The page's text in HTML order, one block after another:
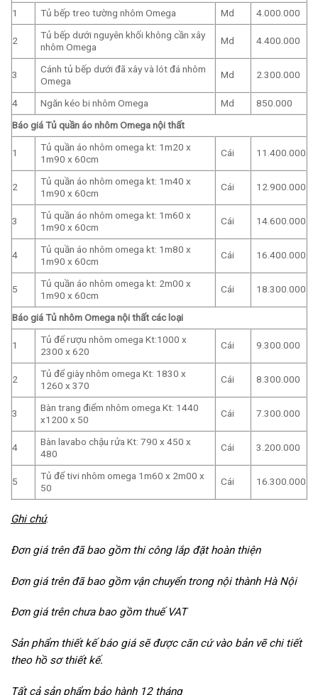
1
Tủ bếp treo tường nhôm Omega Md 4.000.000
2
Tủ bếp dưới nguyên khối không cần xây
nhôm Omega
Md 4.400.000
3
Cánh tủ bếp dưới đã xây và lót đá nhôm
Omega
Md 2.300.000
4 Ngăn kéo bi nhôm Omega Md
850.000
Báo giá Tủ quần áo nhôm Omega nội thất
1
Tủ quần áo nhôm omega kt: 1m20 x
1m90 x 60cm
Cái 11.400.000
2
Tủ quần áo nhôm omega kt: 1m40 x
1m90 x 60cm
Cái 12.900.000
3
Tủ quần áo nhôm omega kt: 1m60 x
1m90 x 60cm
Cái 14.600.000
4
Tủ quần áo nhôm omega kt: 1m80 x
1m90 x 60cm
Cái 16.400.000
5
Tủ quần áo nhôm omega kt: 2m00 x
1m90 x 60cm
Cái 18.300.000
Báo giá Tủ nhôm Omega nội thất các loại
1
Tủ để rượu nhôm omega Kt:1000 x
2300 x 620
Cái 9.300.000
2
Tủ để giày nhôm omega Kt: 1830 x
1260 x 370
Cái 8.300.000
3
Bàn trang điểm nhôm omega Kt: 1440
x1200 x 50
Cái 7.300.000
4
Bàn lavabo chậu rửa Kt: 790 x 450 x
480
Cái 3.200.000
5
Tủ để tivi nhôm omega 1m60 x 2m00 x
50
Cái 16.300.000
Ghi chú:
Đơn giá trên đã bao gồm thi công lắp đặt hoàn thiện
Đơn giá trên đã bao gồm vận chuyển trong nội thành Hà Nội
Đơn giá trên chưa bao gồm thuế VAT
Sản phẩm thiết kế báo giá sẽ được căn cứ vào bản vẽ chi tiết
theo hồ sơ thiết kế.
Tất cả sản phẩm bảo hành 12 tháng